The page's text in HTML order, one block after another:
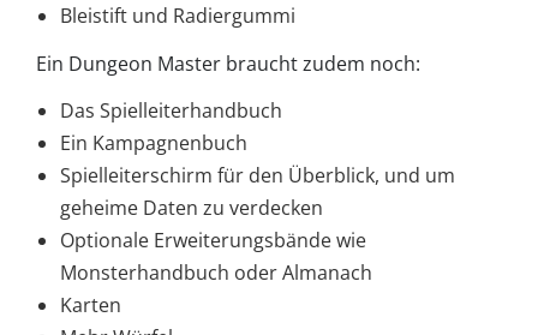
Bleistift und Radiergummi
Ein Dungeon Master braucht zudem noch:
Das Spielleiterhandbuch
Ein Kampagnenbuch
Spielleiterschirm für den Überblick, und um
geheime Daten zu verdecken
Optionale Erweiterungsbände wie
Monsterhandbuch oder Almanach
Karten